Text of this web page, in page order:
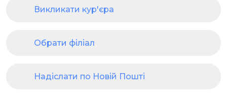
Викликати кур'єра
Обрати філіал
Надіслати по Новій Пошті